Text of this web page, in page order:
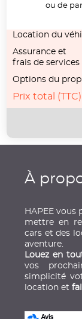
ou de
Location du
Assurance et
frais de services
Options du
Prix total (TTC)
À
HAPEE vous
mettre en
cars et des
aventure.
Louez en
vos
simplicité
location et